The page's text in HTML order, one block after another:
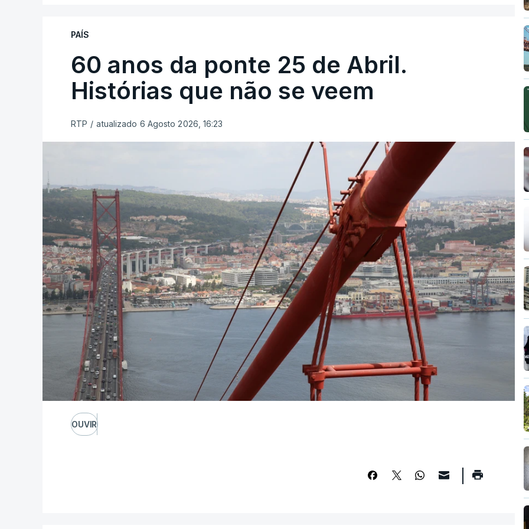
PAÍS
60 anos da ponte 25 de Abril.
Histórias que não se veem
RTP / atualizado 6 Agosto 2026, 16:23
OUVIR